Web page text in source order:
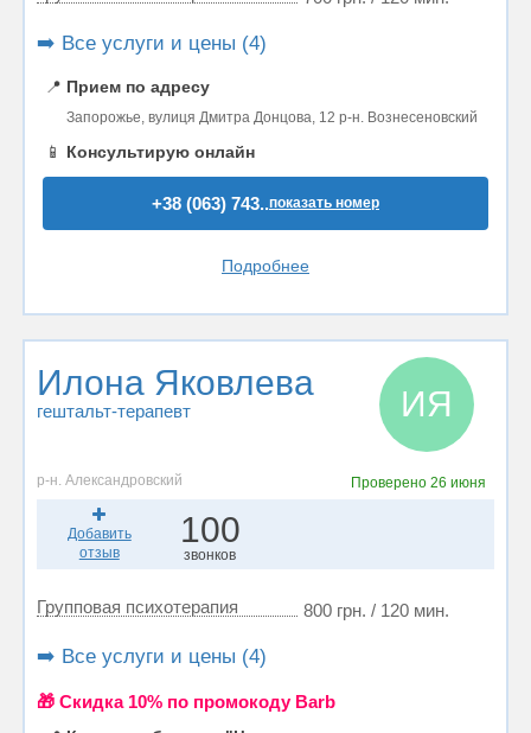
➡️ Все услуги и цены (4)
📍 Прием по адресу
Запорожье, вулиця Дмитра Донцова, 12 р-н. Вознесеновский
📱 Консультирую онлайн
+38 (063) 743..показать номер
Подробнее
Илона Яковлева
гештальт-терапевт ИЯ
р-н. Александровский Проверено 26 июня
Добавить
отзыв
100
звонков
Групповая психотерапия 800 грн. / 120 мин.
➡️ Все услуги и цены (4)
🎁 Cкидка 10% по промокоду Barb